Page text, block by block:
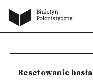
Resetowanie hasła